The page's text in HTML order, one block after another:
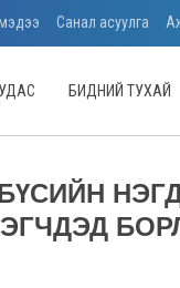
Санал асуулга
БИДНИЙ ТУХАЙ